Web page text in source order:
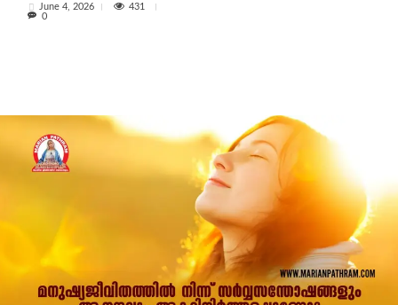
June 4, 2026
431
0